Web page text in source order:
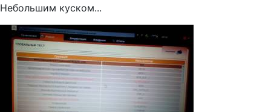
Небольшим куском...